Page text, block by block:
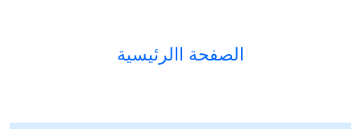
الصفحة االرئيسية